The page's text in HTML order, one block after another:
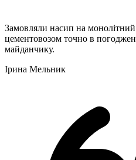
Замовляли насип на
цементовозом точно в
майданчику.
Ірина Мельник